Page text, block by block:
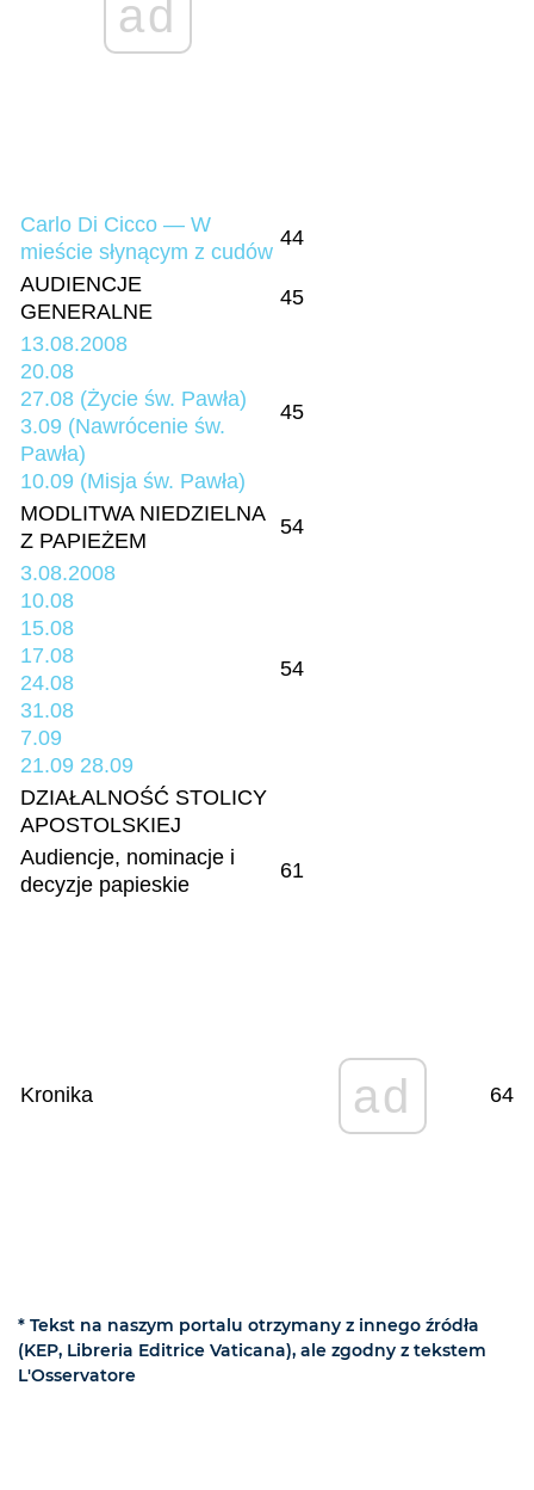
ad
Carlo Di Cicco — W
mieście słynącym z cudów
44
AUDIENCJE
GENERALNE
45
13.08.2008
20.08
27.08 (Życie św. Pawła)
3.09 (Nawrócenie św.
Pawła)
10.09 (Misja św. Pawła)
45
MODLITWA NIEDZIELNA
Z PAPIEŻEM
54
3.08.2008
10.08
15.08
17.08
24.08
31.08
7.09
21.09 28.09
54
DZIAŁALNOŚĆ STOLICY
APOSTOLSKIEJ
Audiencje, nominacje i
decyzje papieskie
61
Kronika ad 64
* Tekst na naszym portalu otrzymany z innego źródła
(KEP, Libreria Editrice Vaticana), ale zgodny z tekstem
L'Osservatore